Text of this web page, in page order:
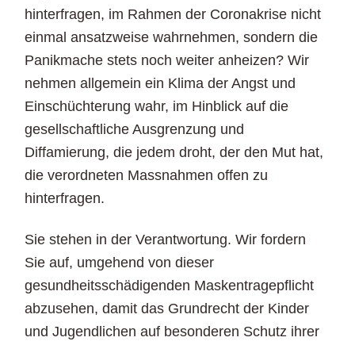
hinterfragen, im Rahmen der Coronakrise nicht
einmal ansatzweise wahrnehmen, sondern die
Panikmache stets noch weiter anheizen? Wir
nehmen allgemein ein Klima der Angst und
Einschüchterung wahr, im Hinblick auf die
gesellschaftliche Ausgrenzung und
Diffamierung, die jedem droht, der den Mut hat,
die verordneten Massnahmen offen zu
hinterfragen.
Sie stehen in der Verantwortung. Wir fordern
Sie auf, umgehend von dieser
gesundheitsschädigenden Maskentragepflicht
abzusehen, damit das Grundrecht der Kinder
und Jugendlichen auf besonderen Schutz ihrer